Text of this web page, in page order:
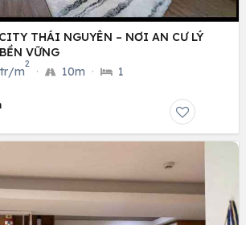
THÁI NGUYÊN – NƠI AN CƯ LÝ
VỮNG
m
2
· 10m · 1